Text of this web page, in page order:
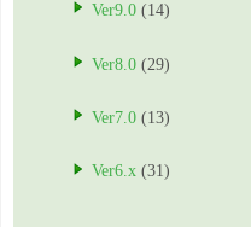
Ver9.0 (14)
Ver8.0 (29)
Ver7.0 (13)
Ver6.x (31)